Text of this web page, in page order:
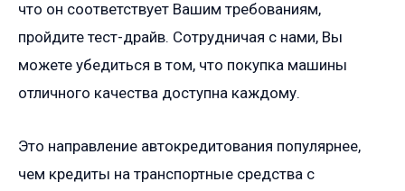
что он соответствует Вашим требованиям,
пройдите тест-драйв. Сотрудничая с нами, Вы
можете убедиться в том, что покупка машины
отличного качества доступна каждому.
Это направление автокредитования популярнее,
чем кредиты на транспортные средства с